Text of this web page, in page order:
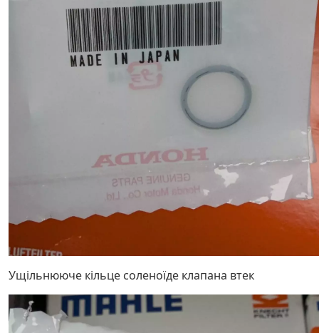
Ущільнююче кільце соленоїде клапана втек